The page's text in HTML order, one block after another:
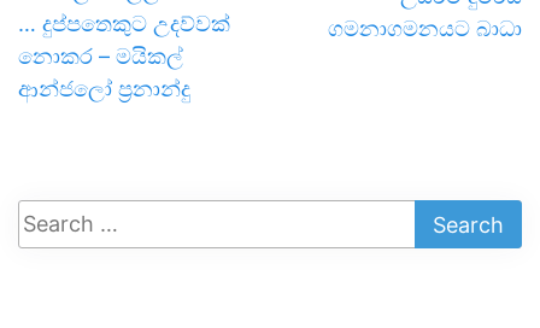
… දුප්පතෙකුට උදව්වක්
නොකර – මයිකල්
ආන්ජලෝ ප්‍රනාන්දු
ගමනාගමනයට බාධා